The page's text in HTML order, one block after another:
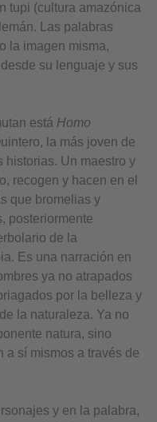
tupi (cultura amazónica
Las palabras
la imagen misma,
su lenguaje y sus
está Homo
la más joven de
historias. Un maestro y
recogen y hacen en el
que bromelias y
posteriormente
de la
Es una narración en
ya no atrapados
por la belleza y
la naturaleza. Ya no
natura, sino
a sí mismos a través de
y en la palabra,